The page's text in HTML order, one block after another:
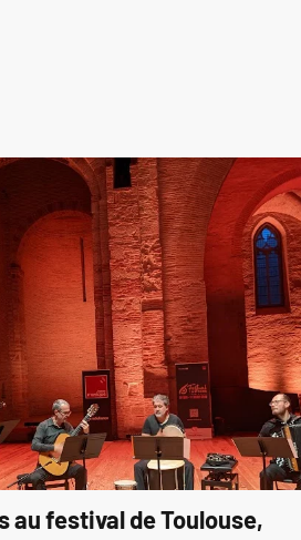
au festival de Toulouse,